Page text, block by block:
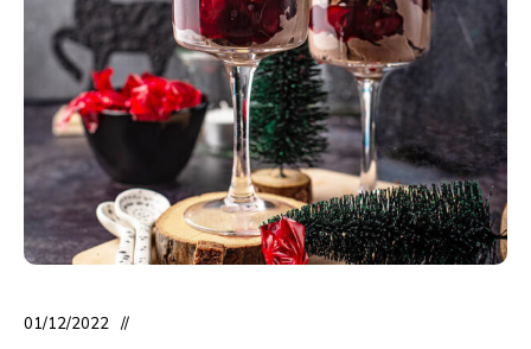
01/12/2022